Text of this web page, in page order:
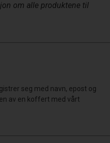
om alle produktene til
seg med navn, epost og
av en koffert med vårt